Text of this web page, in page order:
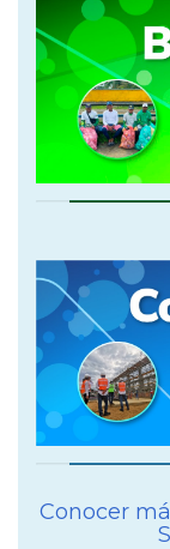
Conocer